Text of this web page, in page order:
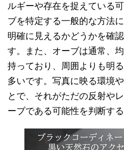
ルギーや存在を捉えている
ブを特定する一般的な方法
明確に見えるかどうかを確
す。また、オーブは通常、
持っており、周囲よりも明
多いです。写真に映る環境
とで、それがただの反射や
ーブである可能性を判断す